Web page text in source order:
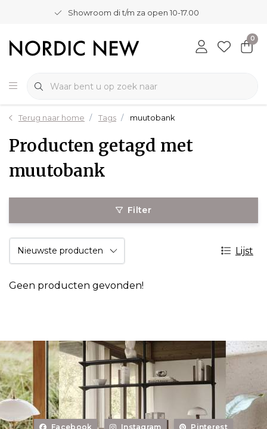
Showroom di t/m za open 10-17.00
0
Terug naar home Tags muutobank
Producten getagd met
muutobank
Filter
Lijst
Geen producten gevonden!
Facebook Instagram Pinterest